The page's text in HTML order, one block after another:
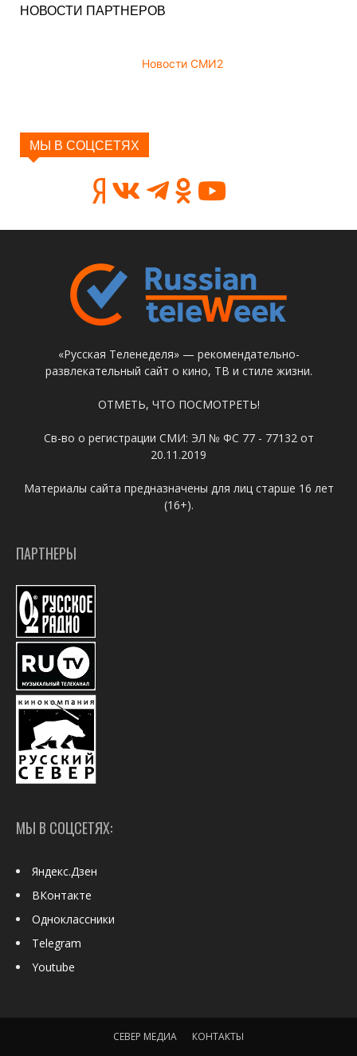
НОВОСТИ ПАРТНЕРОВ
Новости СМИ2
МЫ В СОЦСЕТЯХ
«Русская Теленеделя» — рекомендательно-
развлекательный сайт о кино, ТВ и стиле жизни.
ОТМЕТЬ, ЧТО ПОСМОТРЕТЬ!
Св-во о регистрации СМИ: ЭЛ № ФС 77 - 77132 от
20.11.2019
Материалы сайта предназначены для лиц старше 16 лет
(16+).
ПАРТНЕРЫ
МЫ В СОЦСЕТЯХ:
Яндекс.Дзен
ВКонтакте
Одноклассники
Telegram
Youtube
СЕВЕР МЕДИА КОНТАКТЫ